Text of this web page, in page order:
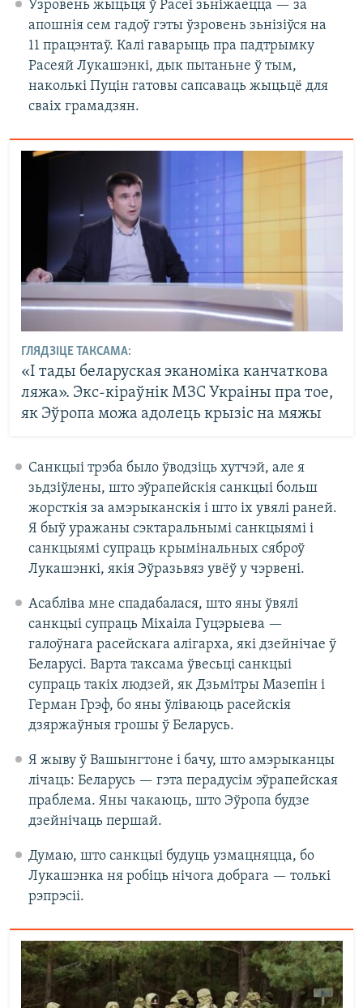
Узровень жыцьця ў Расеі зьніжаецца — за
апошнія сем гадоў гэты ўзровень зьнізіўся на
11 працэнтаў. Калі гаварыць пра падтрымку
Расеяй Лукашэнкі, дык пытаньне ў тым,
наколькі Пуцін гатовы сапсаваць жыцьцё для
сваіх грамадзян.
ГЛЯДЗІЦЕ ТАКСАМА:
«І тады беларуская эканоміка канчаткова
ляжа». Экс-кіраўнік МЗС Украіны пра тое,
як Эўропа можа адолець крызіс на мяжы
Санкцыі трэба было ўводзіць хутчэй, але я
зьдзіўлены, што эўрапейскія санкцыі больш
жорсткія за амэрыканскія і што іх увялі раней.
Я быў уражаны сэктаральнымі санкцыямі і
санкцыямі супраць крымінальных сяброў
Лукашэнкі, якія Эўразьвяз увёў у чэрвені.
Асабліва мне спадабалася, што яны ўвялі
санкцыі супраць Міхаіла Гуцэрыева —
галоўнага расейскага алігарха, які дзейнічае ў
Беларусі. Варта таксама ўвесьці санкцыі
супраць такіх людзей, як Дзьмітры Мазепін і
Герман Грэф, бо яны ўліваюць расейскія
дзяржаўныя грошы ў Беларусь.
Я жыву ў Вашынгтоне і бачу, што амэрыканцы
лічаць: Беларусь — гэта перадусім эўрапейская
праблема. Яны чакаюць, што Эўропа будзе
дзейнічаць першай.
Думаю, што санкцыі будуць узмацняцца, бо
Лукашэнка ня робіць нічога добрага — толькі
рэпрэсіі.